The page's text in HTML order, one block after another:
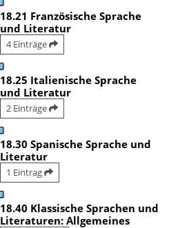
18.21 Französische Sprache
und Literatur
4 Einträge
18.25 Italienische Sprache
und Literatur
2 Einträge
18.30 Spanische Sprache und
Literatur
1 Eintrag
18.40 Klassische Sprachen und
Literaturen: Allgemeines